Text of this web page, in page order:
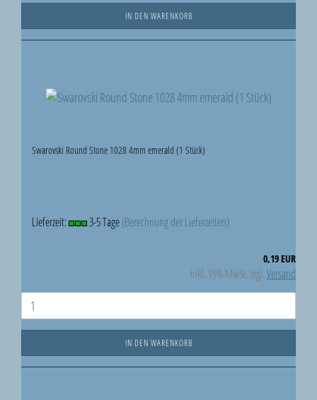
IN DEN WARENKORB
Swarovski Round Stone 1028 4mm emerald (1 Stück)
Lieferzeit: 3-5 Tage(Berechnung der Lieferzeiten)
0,19 EUR
inkl. 19% MwSt. zzgl.Versand
IN DEN WARENKORB